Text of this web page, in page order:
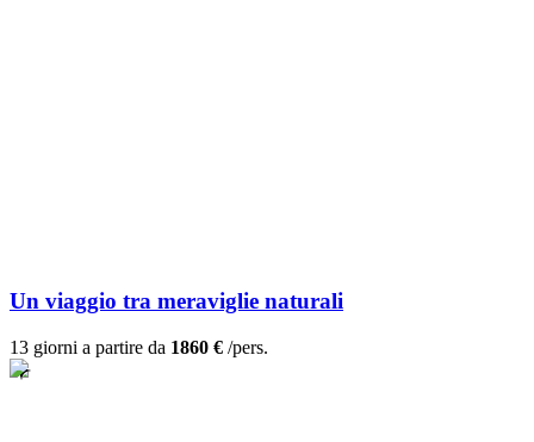
Un viaggio tra meraviglie naturali
13 giorni a partire da 1860 € /pers.